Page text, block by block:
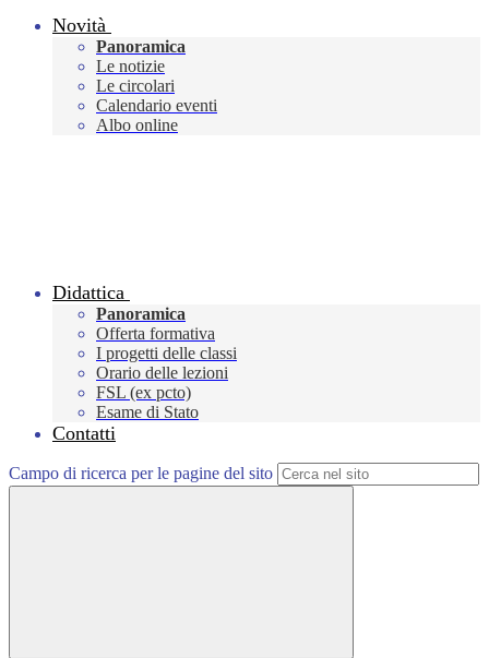
Novità
Panoramica
Le notizie
Le circolari
Calendario eventi
Albo online
Didattica
Panoramica
Offerta formativa
I progetti delle classi
Orario delle lezioni
FSL (ex pcto)
Esame di Stato
Contatti
Campo di ricerca per le pagine del sito